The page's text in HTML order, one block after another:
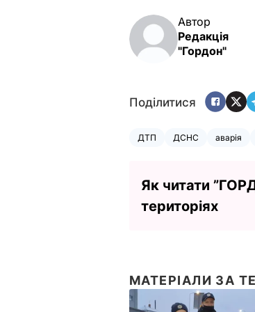
Автор
Редакція
"Гордон"
Поділитися
ДТП ДСНС аварія
Як читати
територіях
МАТЕРІАЛИ ЗА